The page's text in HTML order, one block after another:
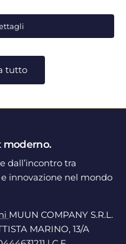
tutto
moderno.
dall’incontro tra
innovazione nel mondo
MUUN COMPANY S.R.L.
MARINO, 13/A